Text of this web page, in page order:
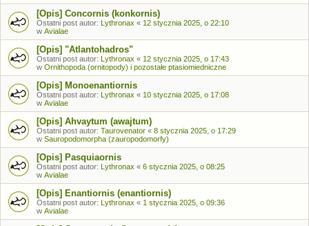
[Opis] Concornis (konkornis)
Ostatni post autor: Lythronax « 12 stycznia 2025, o 22:10
w Avialae
[Opis] "Atlantohadros"
Ostatni post autor: Lythronax « 12 stycznia 2025, o 17:43
w Ornithopoda (ornitopody) i pozostałe ptasiomiedniczne
[Opis] Monoenantiornis
Ostatni post autor: Lythronax « 10 stycznia 2025, o 17:08
w Avialae
[Opis] Ahvaytum (awajtum)
Ostatni post autor: Taurovenator « 8 stycznia 2025, o 17:29
w Sauropodomorpha (zauropodomorfy)
[Opis] Pasquiaornis
Ostatni post autor: Lythronax « 6 stycznia 2025, o 08:25
w Avialae
[Opis] Enantiornis (enantiornis)
Ostatni post autor: Lythronax « 1 stycznia 2025, o 09:36
w Avialae